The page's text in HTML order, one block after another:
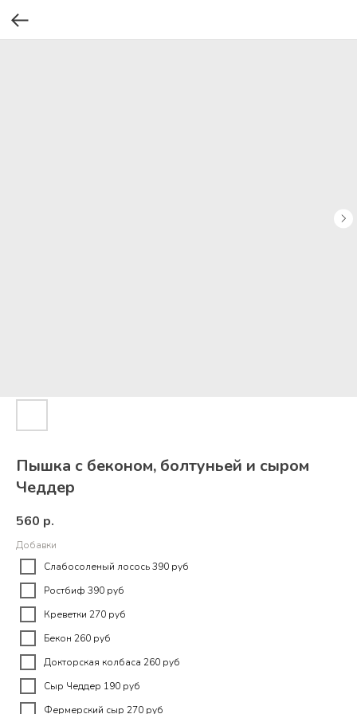
Пышка с беконом, болтуньей и сыром
Чеддер
560 р.
Добавки
Слабосоленый лосось 390 руб
Ростбиф 390 руб
Креветки 270 руб
Бекон 260 руб
Докторская колбаса 260 руб
Сыр Чеддер 190 руб
Фермерский сыр 270 руб